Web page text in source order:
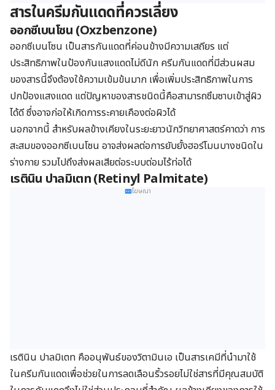
สารในครีมกันแดดที่ควรเลี่ยง
ออกซีเบนโซน (Oxzbenzone)
ออกซีเบนโซน เป็นสารกันแดดที่ค่อนข้างมีความเสถียร แต่
ประสิทธิภาพในป้องกันแสงแดดไม่ดีนัก ครีมกันแดดที่มีส่วนผสม
ของสารนี้จึงต้องใช้ความเข้มข้นมาก เพื่อเพิ่มประสิทธิภาพในการ
ปกป้องแสงแดด แต่ปัญหาของสารชนิดนี้คือสามารถซึมซาบเข้าสู่ผิว
ได้ดี ซึ่งอาจก่อให้เกิดการระคายเคืองต่อผิวได้
นอกจากนี้ สำหรับผลข้างเคียงในระยะยาวนักวิทยาศาสตร์คาดว่า การ
สะสมของออกซีเบนโซน อาจส่งผลต่อการยับยั้งฮอร์โมนบางชนิดใน
ร่างกาย รวมไปถึงส่งผลเสียต่อระบบต่อมไร้ท่อได้
เรตินิน ปาลมิเตท(Retinyl Palmitate)
โฆษณา
เรตินิน ปาลมิเตท คืออนุพันธ์ของวิตามินเอ เป็นสารเคมีที่นำมาใช้
ในครีมกันแดดเพื่อช่วยในการลดเลือนริ้วรอยไม่ใช่สารที่มีคุณสมบัติ